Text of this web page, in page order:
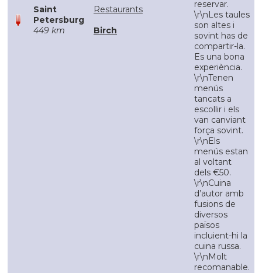
Saint
Petersburg
449 km
Restaurants
Birch
reservar.
\r\nLes taules
son altes i
sovint has de
compartir-la.
Es una bona
experiència.
\r\nTenen
menús
tancats a
escollir i els
van canviant
força sovint.
\r\nEls
menús estan
al voltant
dels €50.
\r\nCuina
d’autor amb
fusions de
diversos
països
incluient-hi la
cuina russa.
\r\nMolt
recomanable.